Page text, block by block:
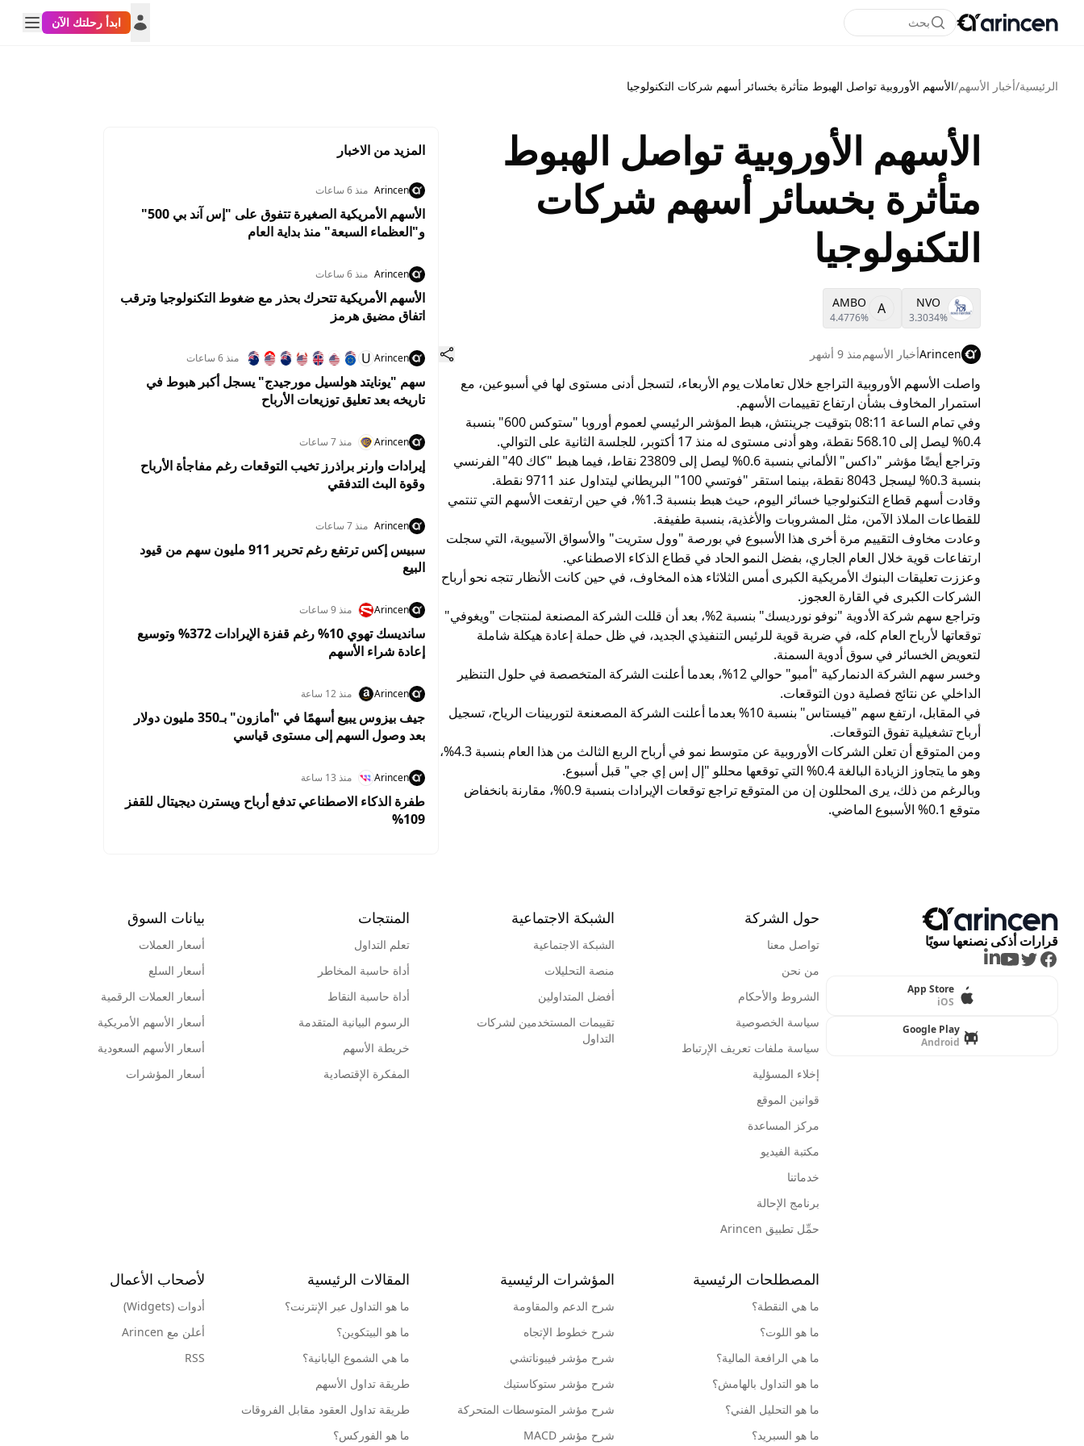
بحث ابدأ رحلتك الآن
الرئيسية/أخبار الأسهم/الأسهم الأوروبية تواصل الهبوط متأثرة بخسائر أسهم شركات التكنولوجيا
الأسهم الأوروبية تواصل الهبوط
متأثرة بخسائر أسهم شركات
التكنولوجيا
NVO
3.3034%
A
AMBO
4.4776%
Arincenأخبار الأسهممنذ 9 أشهر
واصلت الأسهم الأوروبية التراجع خلال تعاملات يوم الأربعاء، لتسجل أدنى مستوى لها في أسبوعين، مع
استمرار المخاوف بشأن ارتفاع تقييمات الأسهم.
وفي تمام الساعة 08:11 بتوقيت جرينتش، هبط المؤشر الرئيسي لعموم أوروبا "ستوكس 600" بنسبة
0.4% ليصل إلى 568.10 نقطة، وهو أدنى مستوى له منذ 17 أكتوبر، للجلسة الثانية على التوالي.
وتراجع أيضًا مؤشر "داكس" الألماني بنسبة 0.6% ليصل إلى 23809 نقاط، فيما هبط "كاك 40" الفرنسي
بنسبة 0.3% ليسجل 8043 نقطة، بينما استقر "فوتسي 100" البريطاني ليتداول عند 9711 نقطة.
وقادت أسهم قطاع التكنولوجيا خسائر اليوم، حيث هبط بنسبة 1.3%، في حين ارتفعت الأسهم التي تنتمي
للقطاعات الملاذ الآمن، مثل المشروبات والأغذية، بنسبة طفيفة.
وعادت مخاوف التقييم مرة أخرى هذا الأسبوع في بورصة "وول ستريت" والأسواق الآسيوية، التي سجلت
ارتفاعات قوية خلال العام الجاري، بفضل النمو الحاد في قطاع الذكاء الاصطناعي.
وعززت تعليقات البنوك الأمريكية الكبرى أمس الثلاثاء هذه المخاوف، في حين كانت الأنظار تتجه نحو أرباح
الشركات الكبرى في القارة العجوز.
وتراجع سهم شركة الأدوية "نوفو نورديسك" بنسبة 2%، بعد أن قللت الشركة المصنعة لمنتجات "ويغوفي"
توقعاتها لأرباح العام كله، في ضربة قوية للرئيس التنفيذي الجديد، في ظل حملة إعادة هيكلة شاملة
لتعويض الخسائر في سوق أدوية السمنة.
وخسر سهم الشركة الدنماركية "أمبو" حوالي 12%، بعدما أعلنت الشركة المتخصصة في حلول التنظير
الداخلي عن نتائج فصلية دون التوقعات.
في المقابل، ارتفع سهم "فيستاس" بنسبة 10% بعدما أعلنت الشركة المصعنعة لتوربينات الرياح، تسجيل
أرباح تشغيلية تفوق التوقعات.
ومن المتوقع أن تعلن الشركات الأوروبية عن متوسط نمو في أرباح الربع الثالث من هذا العام بنسبة 4.3%،
وهو ما يتجاوز الزيادة البالغة 0.4% التي توقعها محللو "إل إس إي جي" قبل أسبوع.
وبالرغم من ذلك، يرى المحللون إن من المتوقع تراجع توقعات الإيرادات بنسبة 0.9%، مقارنة بانخفاض
متوقع 0.1% الأسبوع الماضي.
المزيد من الاخبار
Arincen منذ 6 ساعات
الأسهم الأمريكية الصغيرة تتفوق على "إس آند بي 500"
و"العظماء السبعة" منذ بداية العام
Arincen منذ 6 ساعات
الأسهم الأمريكية تتحرك بحذر مع ضغوط التكنولوجيا وترقب
اتفاق مضيق هرمز
Arincen
U منذ 6 ساعات
سهم "يونايتد هولسيل مورجيدج" يسجل أكبر هبوط في
تاريخه بعد تعليق توزيعات الأرباح
Arincen منذ 7 ساعات
إيرادات وارنر براذرز تخيب التوقعات رغم مفاجأة الأرباح
وقوة البث التدفقي
Arincen منذ 7 ساعات
سبيس إكس ترتفع رغم تحرير 911 مليون سهم من قيود
البيع
Arincen منذ 9 ساعات
سانديسك تهوي 10% رغم قفزة الإيرادات 372% وتوسيع
إعادة شراء الأسهم
Arincen منذ 12 ساعة
جيف بيزوس يبيع أسهمًا في "أمازون" بـ350 مليون دولار
بعد وصول السهم إلى مستوى قياسي
Arincen منذ 13 ساعة
طفرة الذكاء الاصطناعي تدفع أرباح ويسترن ديجيتال للقفز
109%
قرارات أذكى نصنعها سويًا
Facebook
Twitter
Youtube
LinkedIn
App Store
iOS
Google Play
Android
حول الشركة
تواصل معنا
من نحن
الشروط والأحكام
سياسة الخصوصية
سياسة ملفات تعريف الإرتباط
إخلاء المسؤلية
قوانين الموقع
مركز المساعدة
مكتبة الفيديو
خدماتنا
برنامج الإحالة
حمِّل تطبيق Arincen
الشبكة الاجتماعية
الشبكة الاجتماعية
منصة التحليلات
أفضل المتداولين
تقييمات المستخدمين لشركات
التداول
المنتجات
تعلم التداول
أداة حاسبة المخاطر
أداة حاسبة النقاط
الرسوم البيانية المتقدمة
خريطة الأسهم
المفكرة الإقتصادية
بيانات السوق
أسعار العملات
أسعار السلع
أسعار العملات الرقمية
أسعار الأسهم الأمريكية
أسعار الأسهم السعودية
أسعار المؤشرات
المصطلحات الرئيسية
ما هي النقطة؟
ما هو اللوت؟
ما هي الرافعة المالية؟
ما هو التداول بالهامش؟
ما هو التحليل الفني؟
ما هو السبريد؟
المؤشرات الرئيسية
شرح الدعم والمقاومة
شرح خطوط الإتجاه
شرح مؤشر فيبوناتشي
شرح مؤشر ستوكاستيك
شرح مؤشر المتوسطات المتحركة
شرح مؤشر MACD
المقالات الرئيسية
ما هو التداول عبر الإنترنت؟
ما هو البيتكوين؟
ما هي الشموع اليابانية؟
طريقة تداول الأسهم
طريقة تداول العقود مقابل الفروقات
ما هو الفوركس؟
لأصحاب الأعمال
أدوات (Widgets)
أعلن مع Arincen
RSS